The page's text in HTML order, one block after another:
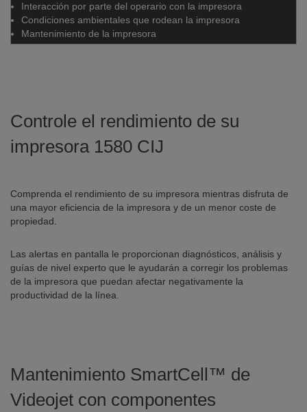
Interacción por parte del operario con la impresora
Condiciones ambientales que rodean la impresora
Mantenimiento de la impresora
Controle el rendimiento de su
impresora 1580 CIJ
Comprenda el rendimiento de su impresora mientras disfruta de
una mayor eficiencia de la impresora y de un menor coste de
propiedad.
Las alertas en pantalla le proporcionan diagnósticos, análisis y
guías de nivel experto que le ayudarán a corregir los problemas
de la impresora que puedan afectar negativamente la
productividad de la línea.
Mantenimiento SmartCell™ de
Videojet con componentes